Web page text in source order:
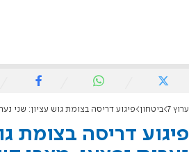
ערוץ 7 ביטחון פיגוע דריסה בצומת גוש עציון: שני נערות
פיגוע דריסה בצומת